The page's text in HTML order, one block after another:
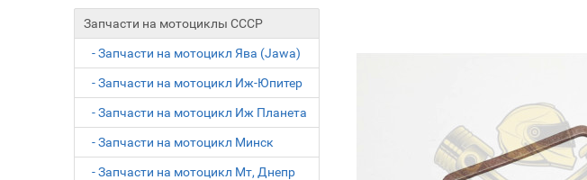
Запчасти на мотоциклы СССР
- Запчасти на мотоцикл Ява (Jawa)
- Запчасти на мотоцикл Иж-Юпитер
- Запчасти на мотоцикл Иж Планета
- Запчасти на мотоцикл Минск
- Запчасти на мотоцикл Мт, Днепр